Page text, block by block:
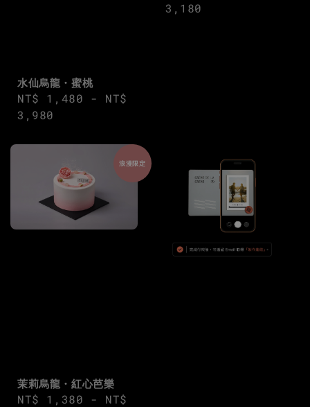
水仙烏龍・蜜桃
Regular
price
NT$ 1,480 - NT$
3,980
price
3,180
浪漫限定
茉莉烏龍・紅心芭樂
Regular
NT$ 1,380 - NT$